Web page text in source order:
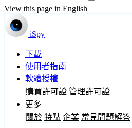
View this page in English
iSpy
下載
使用者指南
軟體授權
購買許可證 管理許可證
更多
關於 特點 企業 常見問題解答